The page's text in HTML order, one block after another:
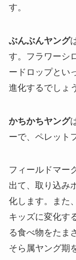
す。
ぶんぶんヤング
す。フラワーシ
ードロップとい
進化するでしょ
かちかちヤング
ーで、ペレット
フィールドマー
出て、取り込み
化します。また
キッズに変化す
る食べ物をたま
そら属ヤング期